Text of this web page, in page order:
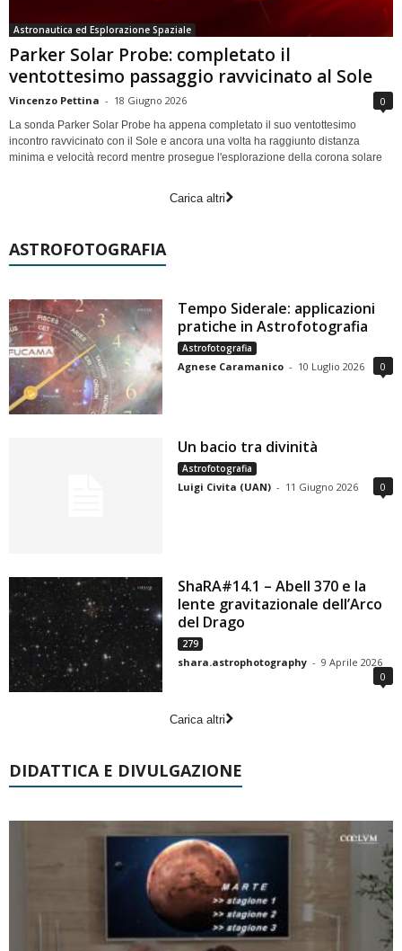
Astronautica ed Esplorazione Spaziale
Parker Solar Probe: completato il
ventottesimo passaggio ravvicinato al Sole
Vincenzo Pettina - 18 Giugno 2026 0
La sonda Parker Solar Probe ha appena completato il suo ventottesimo
incontro ravvicinato con il Sole e ancora una volta ha raggiunto distanza
minima e velocità record mentre prosegue l'esplorazione della corona solare
Carica altri
ASTROFOTOGRAFIA
Tempo Siderale: applicazioni
pratiche in Astrofotografia
Astrofotografia
Agnese Caramanico - 10 Luglio 2026 0
Un bacio tra divinità
Astrofotografia
Luigi Civita (UAN) - 11 Giugno 2026 0
ShaRA#14.1 – Abell 370 e la
lente gravitazionale dell’Arco
del Drago
279
shara.astrophotography - 9 Aprile 2026
0
Carica altri
DIDATTICA E DIVULGAZIONE